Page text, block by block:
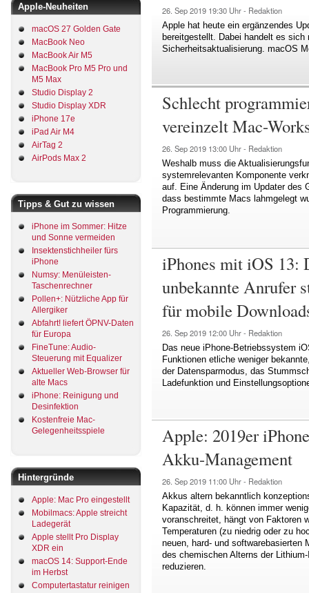
Apple-Neuheiten
macOS 27 Golden Gate
MacBook Neo
MacBook Air M5
MacBook Pro M5 Pro und
M5 Max
Studio Display 2
Studio Display XDR
iPhone 17e
iPad Air M4
AirTag 2
AirPods Max 2
Tipps & Gut zu wissen
iPhone im Sommer: Hitze
und Sonne vermeiden
Insektenstichheiler fürs
iPhone
Numsy: Menüleisten-
Taschenrechner
Pollen+: Nützliche App für
Allergiker
Abfahrt! liefert ÖPNV-Daten
für Europa
FineTune: Audio-
Steuerung mit Equalizer
Aktueller Web-Browser für
alte Macs
iPhone: Reinigung und
Desinfektion
Kostenfreie Mac-
Gelegenheitsspiele
Hintergründe
Apple: Mac Pro eingestellt
Mobilmacs: Apple streicht
Ladegerät
Apple stellt Pro Display
XDR ein
macOS 14: Support-Ende
im Herbst
Computertastatur reinigen
26. Sep 2019 19:30 Uhr - Redaktion
Apple hat heute ein ergänzendes
bereitgestellt. Dabei handelt es sich
Sicherheitsaktualisierung. macOS
Schlecht
vereinzelt Mac-
26. Sep 2019 13:00 Uhr - Redaktion
Weshalb muss die
systemrelevanten Komponente
auf. Eine Änderung im Updater des
dass bestimmte Macs lahmgelegt
Programmierung.
iPhones mit iOS 13:
unbekannte Anrufer
für mobile
26. Sep 2019 12:00 Uhr - Redaktion
Das neue iPhone-Betriebssystem
Funktionen etliche weniger
der Datensparmodus, das
Ladefunktion und
Apple: 2019er
Akku-Management
26. Sep 2019 11:00 Uhr - Redaktion
Akkus altern bekanntlich
Kapazität, d. h. können immer
voranschreitet, hängt von Faktoren
Temperaturen (zu niedrig oder zu
neuen, hard- und softwarebasierten
des chemischen Alterns der
reduzieren.